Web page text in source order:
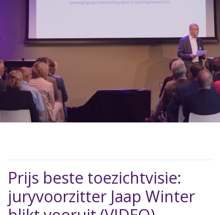
Prijs beste toezichtvisie:
juryvoorzitter Jaap Winter